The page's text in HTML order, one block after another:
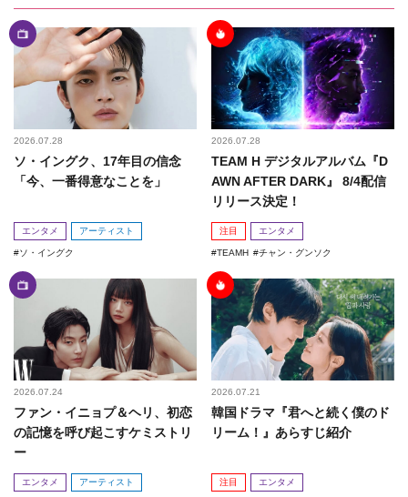
2026.07.28
ソ・イングク、17年目の信念
「今、一番得意なことを」
エンタメ アーティスト
ソ・イングク
2026.07.28
TEAM H デジタルアルバム『D
AWN AFTER DARK』 8/4配信
リリース決定！
注目 エンタメ
TEAMH チャン・グンソク
2026.07.24
ファン・イニョプ＆ヘリ、初恋
の記憶を呼び起こすケミストリ
ー
エンタメ アーティスト
2026.07.21
韓国ドラマ『君へと続く僕のド
リーム！』あらすじ紹介
注目 エンタメ